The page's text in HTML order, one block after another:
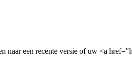
naar een recente versie of uw <a